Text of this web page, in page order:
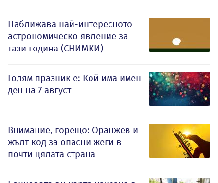
Наближава най-интересното
астрономическо явление за
тази година (СНИМКИ)
Голям празник е: Кой има имен
ден на 7 август
Внимание, горещо: Оранжев и
жълт код за опасни жеги в
почти цялата страна